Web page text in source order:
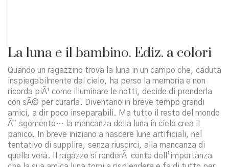
La luna e il bambino. Ediz. a colori
Quando un ragazzino trova la luna in un campo che, caduta
inspiegabilmente dal cielo, ha perso la memoria e non
ricorda piÃ¹ come illuminare le notti, decide di prenderla
con sÃ© per curarla. Diventano in breve tempo grandi
amici, a dir poco inseparabili. Ma tutto il resto del mondo
Ã¨ sgomento… la mancanza della luna in cielo crea il
panico. In breve iniziano a nascere lune artificiali, nel
tentativo di supplire, senza riuscirci, alla mancanza di
quella vera. Il ragazzo si renderÃ conto dell’importanza